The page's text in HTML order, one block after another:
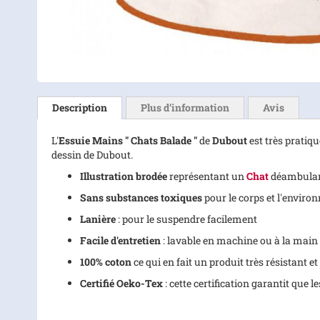
the
beginning
the
images
gallery
Description
L'Essuie Mains " Chats Balade "deDuboutest très
dessin de Dubout.
Illustration brodéereprésentant unChat
Sans substances toxiquespour le corps et
Lanière : pour le suspendre facilement
Facile d'entretien : lavable en machine ou à la main
100% cotonce qui en fait un produit très résistant
Certifié Oeko-Tex : cette certification garantit que
Plus d’information Avis